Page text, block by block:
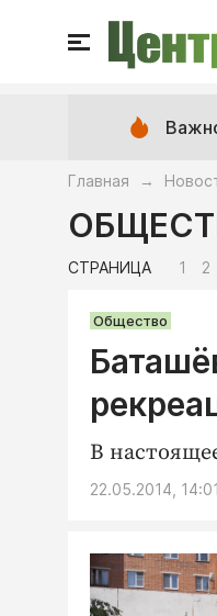
Главная →
СТРАНИЦА 1 2
Общество
В
22.05.2014, 14:01